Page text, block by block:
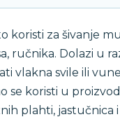
koristi za šivanje
ručnika. Dolazi u
vlakna svile ili
se koristi u
plahti, jastučnica